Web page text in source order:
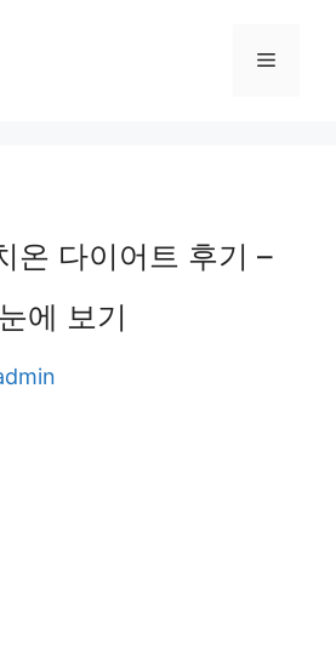
Menu
온 다이어트 후기 –
에 보기